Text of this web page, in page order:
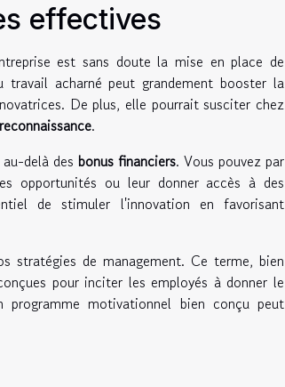
effectives
est sans doute la mise en place de
acharné peut grandement booster la
De plus, elle pourrait susciter chez
reconnaissance.
delà des bonus financiers. Vous pouvez par
opportunités ou leur donner accès à des
de stimuler l'innovation en favorisant
stratégies de management. Ce terme, bien
pour inciter les employés à donner le
motivationnel bien conçu peut